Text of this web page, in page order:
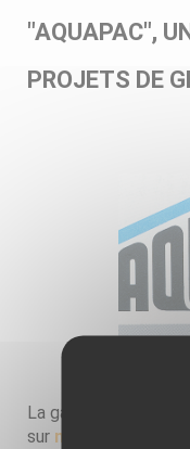
"AQUAPAC",
PROJETS DE
La garantie
sur nappe d’une